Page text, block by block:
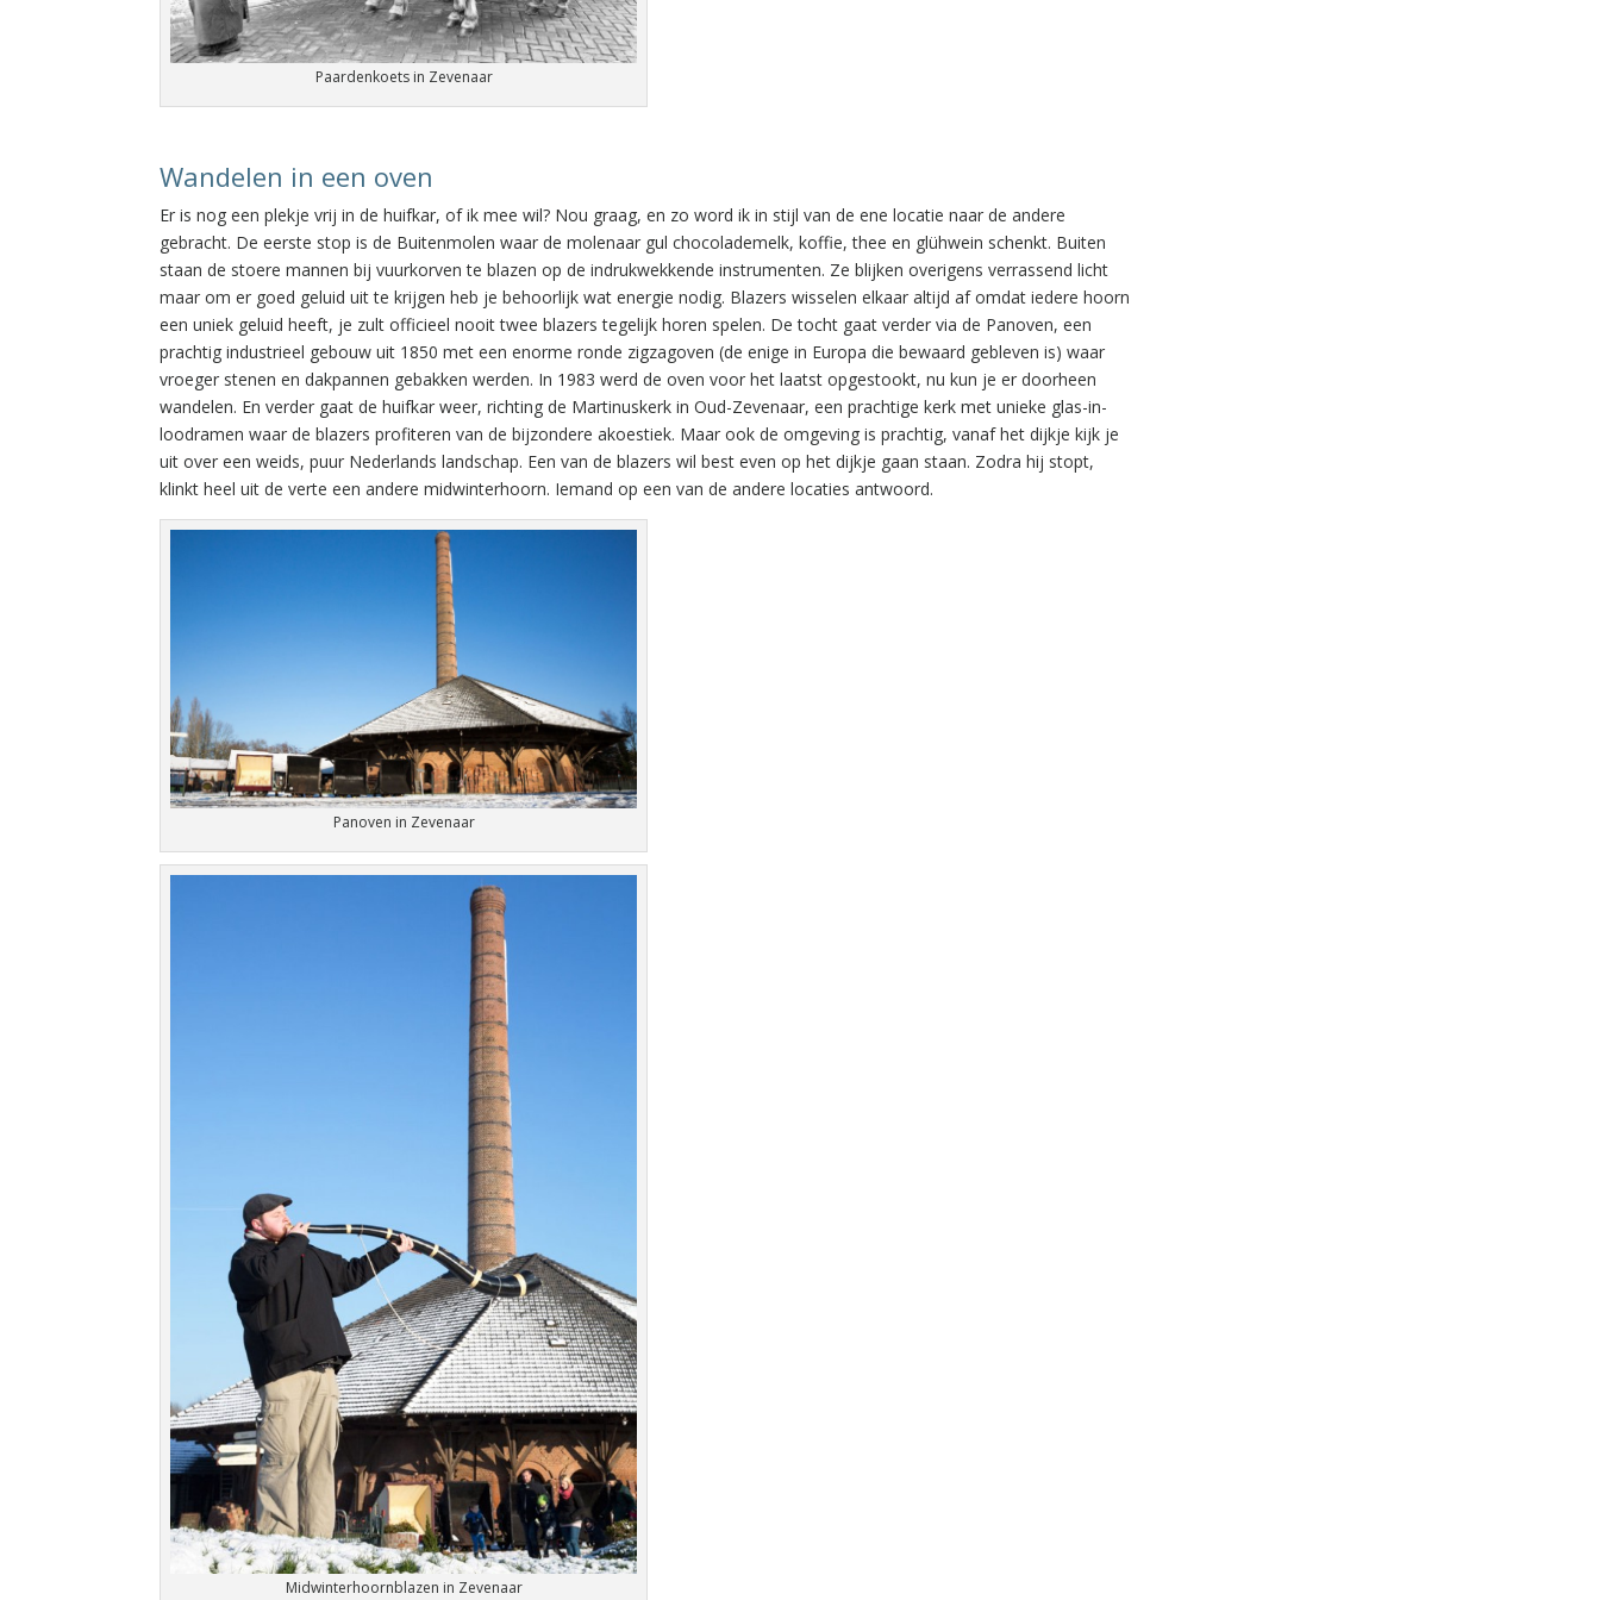
Paardenkoets in Zevenaar
Wandelen in een oven
Er is nog een plekje vrij in de huifkar, of ik mee wil? Nou graag, en zo word ik in stijl van de ene locatie naar de andere
gebracht. De eerste stop is de Buitenmolen waar de molenaar gul chocolademelk, koffie, thee en glühwein schenkt. Buiten
staan de stoere mannen bij vuurkorven te blazen op de indrukwekkende instrumenten. Ze blijken overigens verrassend licht
maar om er goed geluid uit te krijgen heb je behoorlijk wat energie nodig. Blazers wisselen elkaar altijd af omdat iedere hoorn
een uniek geluid heeft, je zult officieel nooit twee blazers tegelijk horen spelen. De tocht gaat verder via de Panoven, een
prachtig industrieel gebouw uit 1850 met een enorme ronde zigzagoven (de enige in Europa die bewaard gebleven is) waar
vroeger stenen en dakpannen gebakken werden. In 1983 werd de oven voor het laatst opgestookt, nu kun je er doorheen
wandelen. En verder gaat de huifkar weer, richting de Martinuskerk in Oud-Zevenaar, een prachtige kerk met unieke glas-in-
loodramen waar de blazers profiteren van de bijzondere akoestiek. Maar ook de omgeving is prachtig, vanaf het dijkje kijk je
uit over een weids, puur Nederlands landschap. Een van de blazers wil best even op het dijkje gaan staan. Zodra hij stopt,
klinkt heel uit de verte een andere midwinterhoorn. Iemand op een van de andere locaties antwoord.
Panoven in Zevenaar
Midwinterhoornblazen in Zevenaar